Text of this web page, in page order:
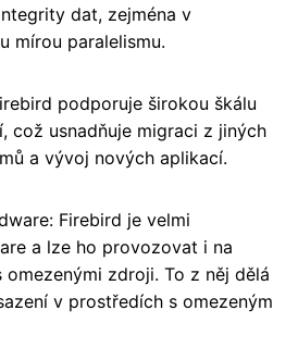
dat, zejména v
mírou paralelismu.
podporuje širokou škálu
což usnadňuje migraci z jiných
a vývoj nových aplikací.
Firebird je velmi
a lze ho provozovat i na
zdroji. To z něj dělá
v prostředích s omezeným